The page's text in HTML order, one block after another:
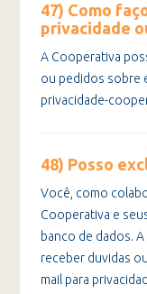
47) Como
privacidade
A Cooperativa
ou pedidos sobre
privacidade-
48) Posso
Você, como
Cooperativa e
banco de dados.
receber duvidas
mail para